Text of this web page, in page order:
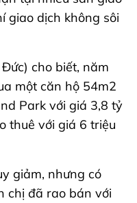
giao dịch không sôi
cho biết, năm
một căn hộ 54m2
Park với giá 3,8 tỷ
thuê với giá 6 triệu
giảm, nhưng có
chị đã rao bán với